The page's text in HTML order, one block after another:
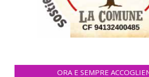
ORA E SEMPRE